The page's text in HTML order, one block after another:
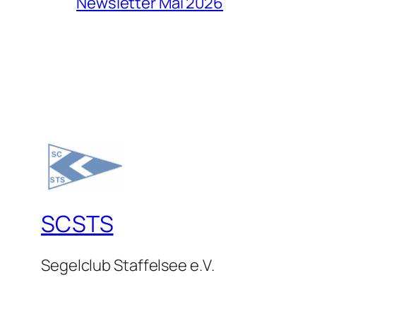
SCSTS
Segelclub Staffelsee e.V.